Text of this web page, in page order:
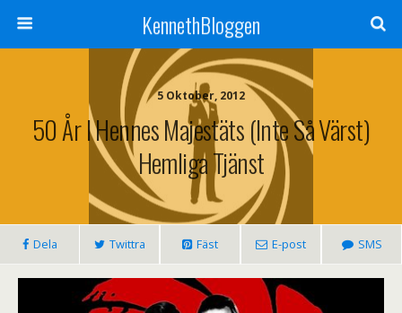
KennethBloggen
5 Oktober, 2012
50 År I Hennes Majestäts (inte Så Värst)
Hemliga Tjänst
Dela Twittra Fäst E-post SMS